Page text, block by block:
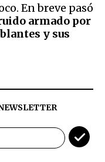
En breve pasó
armado por
y sus